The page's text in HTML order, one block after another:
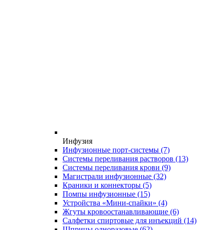
Инфузия
Инфузионные порт-системы (7)
Системы переливания растворов (13)
Системы переливания крови (9)
Магистрали инфузионные (32)
Краники и коннекторы (5)
Помпы инфузионные (15)
Устройства «Мини-спайки» (4)
Жгуты кровоостанавливающие (6)
Салфетки спиртовые для инъекций (14)